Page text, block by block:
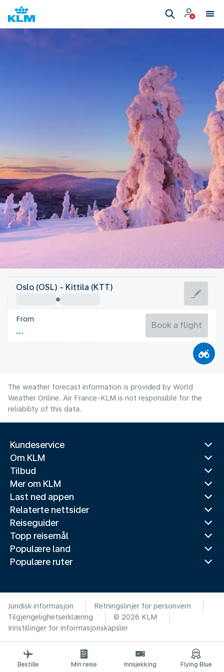
Finland
Finland
Flight time
Oslo (OSL) - Kittila (KTT)
From
Book a flight
The weather forecast information is provided by World
Weather Online. Air France-KLM is not responsible for the
reliability of this data.
Kundeservice
Om KLM
Tilbud
Mer om KLM
Last ned appen
Relaterte nettsider
Reiseguider
Topp reisemål
Populære land
Populære ruter
Juridisk informasjon
Retningslinjer for personvern
Tilgjengelighetserklæring
© 2026 KLM
Innstillinger for informasjonskapsler
Bestille Min reise Innsjekking Flying Blue